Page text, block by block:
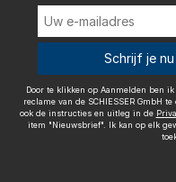
"Nieuwsbrief". Ik kan op elk
effect naar de toekomst
Wij
Colofon Algemene
Schrijf je
Door te klikken op Aanmelden ben
reclame van de SCHIESSER GmbH
ook de instructies en uitleg in de
item "Nieuwsbrief". Ik kan op elk